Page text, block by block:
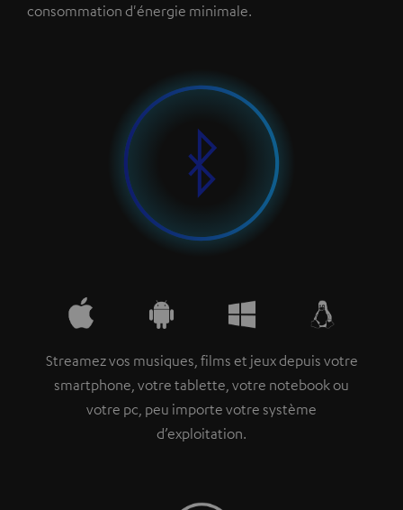
consommation d'énergie minimale.
Streamez vos musiques, films et jeux depuis votre
smartphone, votre tablette, votre notebook ou
votre pc, peu importe votre système
d’exploitation.